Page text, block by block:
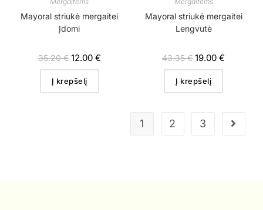
Mayoral striukė mergaitei
Įdomi
35.20€ 12.00 €
Į krepšelį
Mayoral striukė mergaitei
Lengvutė
43.35€ 19.00€
Į krepšelį
1 2 3